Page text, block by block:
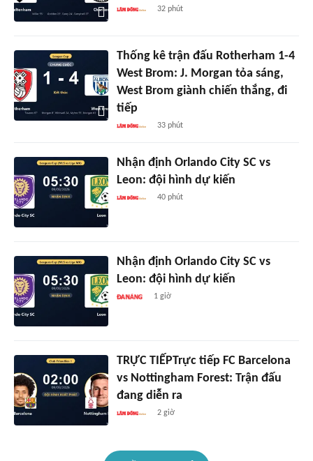
32 phút
Thống kê trận đấu Rotherham 1-4
West Brom: J. Morgan tỏa sáng,
West Brom giành chiến thắng, đi
tiếp
33 phút
Nhận định Orlando City SC vs
Leon: đội hình dự kiến
40 phút
Nhận định Orlando City SC vs
Leon: đội hình dự kiến
1 giờ
TRỰC TIẾPTrực tiếp FC Barcelona
vs Nottingham Forest: Trận đấu
đang diễn ra
2 giờ